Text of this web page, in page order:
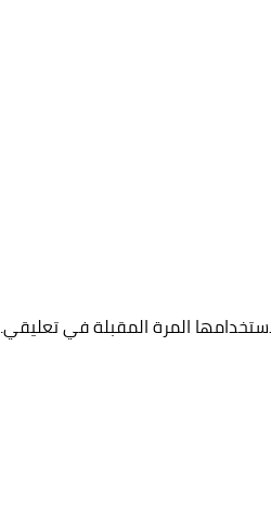
المرة المقبلة في تعليقي.